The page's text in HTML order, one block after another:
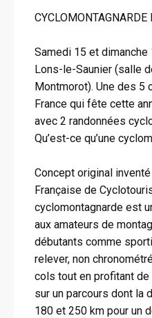
CYCLOMONTAGNARDE
Samedi 15 et
Lons-le-Saunier (salle
Montmorot). Une des 5
France qui fête cette
avec 2 randonnées
Qu’est-ce qu’une
Concept original
Française de
cyclomontagnarde est
aux amateurs de
débutants comme
relever, non
cols tout en profitant
sur un parcours dont la
180 et 250 km pour un